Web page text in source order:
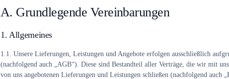
A. Grundlegende Vereinbarungen
1. Allgemeines
1.1. Unsere Lieferungen, Leistungen und Angebote erfolgen ausschließlich
(nachfolgend auch „AGB“). Diese sind Bestandteil aller Verträge, die wir mit
von uns angebotenen Lieferungen und Leistungen schließen (nachfolgend auch